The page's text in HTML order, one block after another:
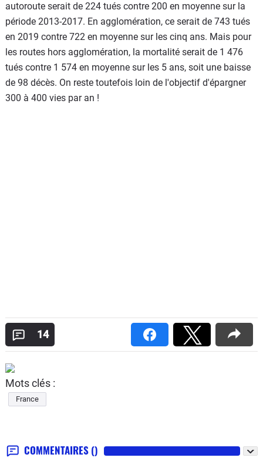
autoroute serait de 224 tués contre 200 en moyenne sur la
période 2013-2017. En agglomération, ce serait de 743 tués
en 2019 contre 722 en moyenne sur les cinq ans. Mais pour
les routes hors agglomération, la mortalité serait de 1 476
tués contre 1 574 en moyenne sur les 5 ans, soit une baisse
de 98 décès. On reste toutefois loin de l'objectif d'épargner
300 à 400 vies par an !
14
Mots clés :
France
COMMENTAIRES ()